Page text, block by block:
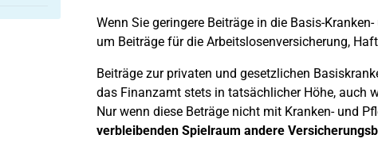
Wenn Sie geringere Beiträge in die Basis-
um Beiträge für die Arbeitslosenversicherung,
Beiträge zur privaten und gesetzlichen
das Finanzamt stets in tatsächlicher Höhe, auch
Nur wenn diese Beträge nicht mit Kranken- und
verbleibenden Spielraum andere